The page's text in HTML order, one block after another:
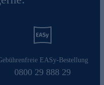
EASy-Bestellung
0800 29 888 29